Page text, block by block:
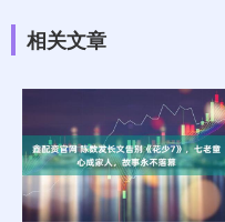
相关文章